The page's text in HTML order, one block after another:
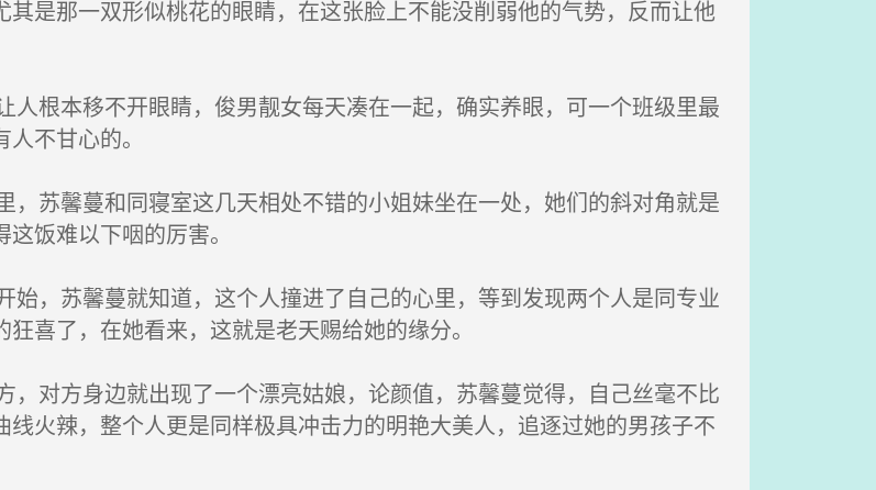
是那一双形似桃花的眼睛，在这张脸上不能没削弱他的气势，反而让他
根本移不开眼睛，俊男靓女每天凑在一起，确实养眼，可一个班级里最
不甘心的。
苏馨蔓和同寝室这几天相处不错的小姐妹坐在一处，她们的斜对角就是
饭难以下咽的厉害。
，苏馨蔓就知道，这个人撞进了自己的心里，等到发现两个人是同专业
喜了，在她看来，这就是老天赐给她的缘分。
对方身边就出现了一个漂亮姑娘，论颜值，苏馨蔓觉得，自己丝毫不比
火辣，整个人更是同样极具冲击力的明艳大美人，追逐过她的男孩子不